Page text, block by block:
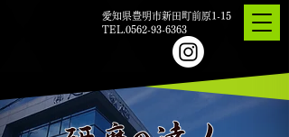
愛知県豊明市新田町前原1-15
TEL.0562-93-6363